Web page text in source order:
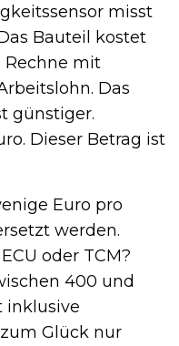
misst
Bauteil kostet
Rechne mit
Das
günstiger.
Dieser Betrag ist
Euro pro
werden.
oder TCM?
400 und
inklusive
Glück nur